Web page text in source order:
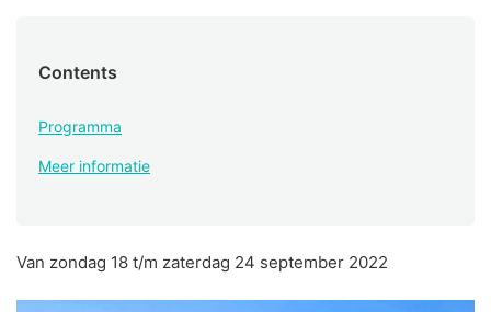
Contents
Programma
Meer informatie
Van zondag 18 t/m zaterdag 24 september 2022